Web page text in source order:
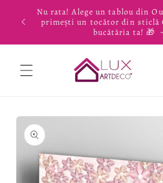
Salt la
conținut
Nu rata! Alege un tablou din
primești un tocător din sticlă
bucătăria ta! 🎁
informațiile
despre
produs